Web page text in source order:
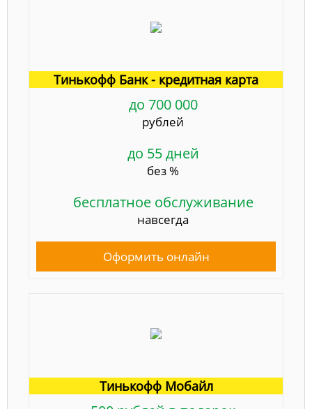
Тинькофф Банк - кредитная карта
до 700 000
рублей
до 55 дней
без %
бесплатное обслуживание
навсегда
Оформить онлайн
Тинькофф Мобайл